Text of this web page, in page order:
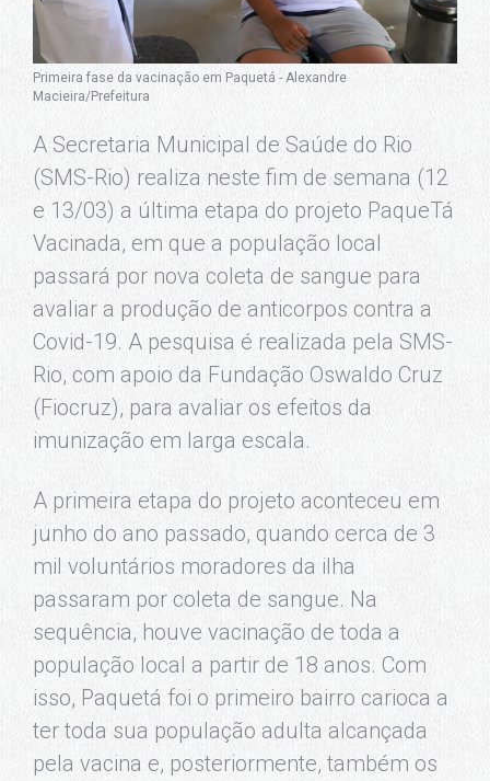
Primeira fase da vacinação em Paquetá - Alexandre
Macieira/Prefeitura
A Secretaria Municipal de Saúde do Rio
(SMS-Rio) realiza neste fim de semana (12
e 13/03) a última etapa do projeto PaqueTá
Vacinada, em que a população local
passará por nova coleta de sangue para
avaliar a produção de anticorpos contra a
Covid-19. A pesquisa é realizada pela SMS-
Rio, com apoio da Fundação Oswaldo Cruz
(Fiocruz), para avaliar os efeitos da
imunização em larga escala.
A primeira etapa do projeto aconteceu em
junho do ano passado, quando cerca de 3
mil voluntários moradores da ilha
passaram por coleta de sangue. Na
sequência, houve vacinação de toda a
população local a partir de 18 anos. Com
isso, Paquetá foi o primeiro bairro carioca a
ter toda sua população adulta alcançada
pela vacina e, posteriormente, também os